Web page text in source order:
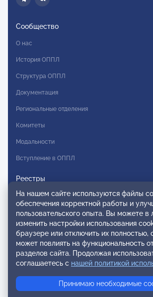
Сообщество
О нас
История ОППЛ
Структура ОППЛ
Документация
Региональные отделения
Комитеты
Модальности
Вступление в ОППЛ
Реестры
Реестр наблюдательных членов
Реестр консультативных членов
Реестр действительных членов
Реестр аккредитованных супервизоров
Реестр СРО
Сертификация
На нашем сайте используются файлы
обеспечения корректной работы и
пользовательского опыта. Вы можете
изменить настройки использования
браузере или отключить их полностью,
может повлиять на функциональность
разделов сайта. Продолжая
соглашаетесь с нашей политикой
Принимаю необходимые